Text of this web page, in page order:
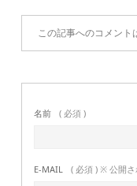
この記事へのコメント
名前 ( 必須 )
E-MAIL ( 必須 ) ※ 公開